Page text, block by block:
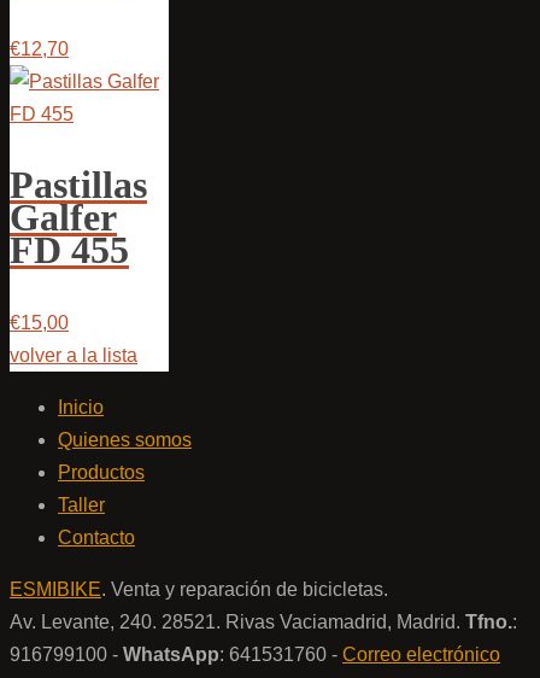
€12,70
Pastillas
Galfer
FD 455
€15,00
volver a la lista
Inicio
Quienes somos
Productos
Taller
Contacto
ESMIBIKE. Venta y reparación de bicicletas.
Av. Levante, 240. 28521. Rivas Vaciamadrid, Madrid. Tfno.:
916799100 - WhatsApp: 641531760 - Correo electrónico